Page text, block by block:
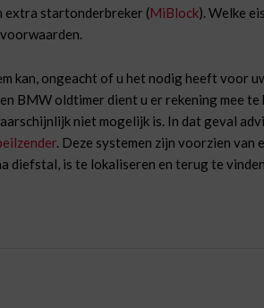
extra startonderbreker (MiBlock). Welke
kan, ongeacht of u het nodig heeft voor
BMW oldtimer dient u er rekening mee
niet mogelijk is. In dat geval
. Deze systemen zijn voorzien van
diefstal, is te lokaliseren en terug te